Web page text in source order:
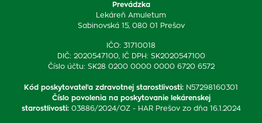
Prevádzka
Lekáreň Amuletum
Sabinovská 15, 080 01 Prešov
IČO: 31710018
DIČ: 2020547100, IČ DPH: SK2020547100
Číslo účtu: SK28 0200 0000 0000 6720 6572
Kód poskytovateľa zdravotnej starostlivosti: N57298160301
Číslo povolenia na poskytovanie lekárenskej
starostlivosti: 03886/2024/OZ - HAR Prešov zo dňa 16.1.2024